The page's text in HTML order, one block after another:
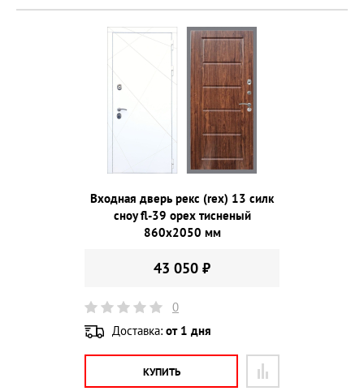
Входная дверь рекс (rex) 13 силк
сноу fl-39 орех тисненый
860х2050 мм
43 050 ₽
0
Доставка: от 1 дня
КУПИТЬ